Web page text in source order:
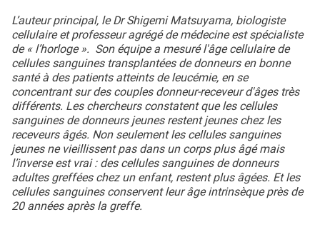
L’auteur principal, le Dr Shigemi Matsuyama, biologiste
cellulaire et professeur agrégé de médecine est spécialiste
de « l’horloge ». Son équipe a mesuré l'âge cellulaire de
cellules sanguines transplantées de donneurs en bonne
santé à des patients atteints de leucémie, en se
concentrant sur des couples donneur-receveur d'âges très
différents. Les chercheurs constatent que les cellules
sanguines de donneurs jeunes restent jeunes chez les
receveurs âgés. Non seulement les cellules sanguines
jeunes ne vieillissent pas dans un corps plus âgé mais
l’inverse est vrai : des cellules sanguines de donneurs
adultes greffées chez un enfant, restent plus âgées. Et les
cellules sanguines conservent leur âge intrinsèque près de
20 années après la greffe.